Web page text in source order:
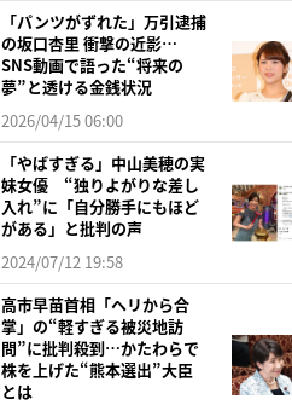
「パンツがずれた」万引逮捕
の坂口杏里 衝撃の近影…
SNS動画で語った“将来の
夢”と透ける金銭状況
2026/04/15 06:00
「やばすぎる」中山美穂の実
妹女優 “独りよがりな差し
入れ”に「自分勝手にもほど
がある」と批判の声
2024/07/12 19:58
高市早苗首相「ヘリから合
掌」の“軽すぎる被災地訪
問”に批判殺到…かたわらで
株を上げた“熊本選出”大臣
とは